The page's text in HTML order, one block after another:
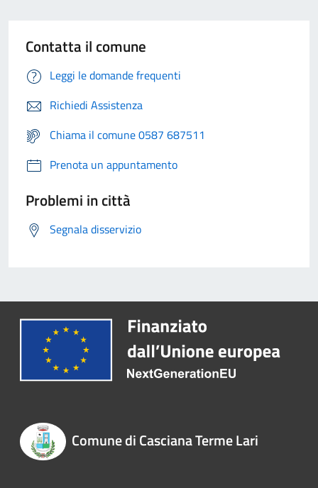
Contatta il comune
Leggi le domande frequenti
Richiedi Assistenza
Chiama il comune 0587 687511
Prenota un appuntamento
Problemi in città
Segnala disservizio
Comune di Casciana Terme Lari